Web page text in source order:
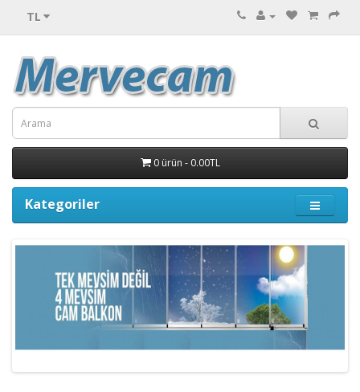
TL
0 ürün - 0.00TL
Kategoriler